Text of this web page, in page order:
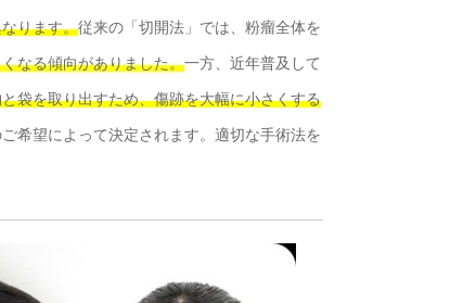
ります。従来の「切開法」では、粉瘤全体を
なる傾向がありました。一方、近年普及して
袋を取り出すため、傷跡を大幅に小さくする
希望によって決定されます。適切な手術法を